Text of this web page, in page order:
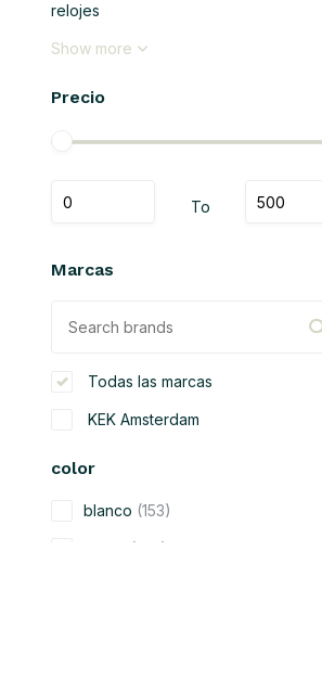
relojes
Show more
Precio
To
Marcas
Todas las marcas
KEK Amsterdam
color
blanco (153)
(170)